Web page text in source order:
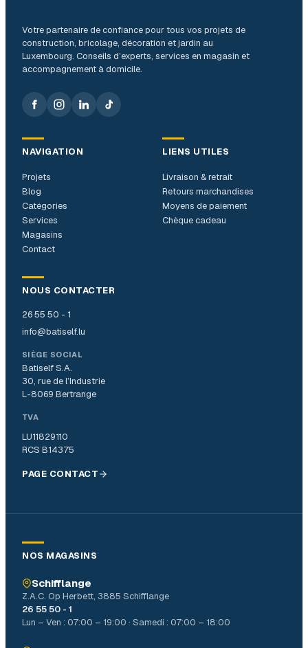
Votre partenaire de confiance pour tous vos projets de
construction, bricolage, décoration et jardin au
Luxembourg. Conseils d’experts, services en magasin et
accompagnement à domicile.
NAVIGATION
Projets
Blog
Catégories
Services
Magasins
Contact
LIENS UTILES
Livraison & retrait
Retours marchandises
Moyens de paiement
Chèque cadeau
NOUS CONTACTER
26 55 50 - 1
info@batiself.lu
SIÈGE SOCIAL
Batiself S.A.
30, rue de l’Industrie
L-8069 Bertrange
TVA
LU11829110
RCS B14375
PAGE CONTACT
NOS MAGASINS
Schifflange
Z.A.C. Op Herbett, 3885 Schifflange
26 55 50 - 1
Lun – Ven : 07:00 – 19:00 · Samedi : 07:00 – 18:00